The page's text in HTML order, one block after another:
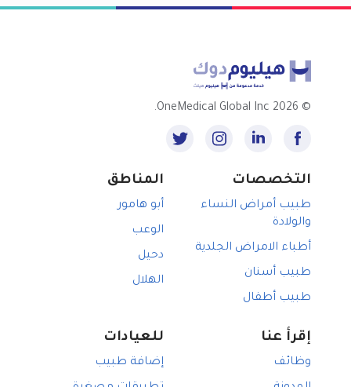
©
2026 OneMedical Global Inc.
التخصصات
طبيب أمراض النساء
والولادة
أطباء الامراض الجلدية
طبيب أسنان
طبيب أطفال
المناطق
أبو هامور
الوعب
دحيل
الهلال
إقرأ عنا
وظائف
للعيادات
إضافة طبيب